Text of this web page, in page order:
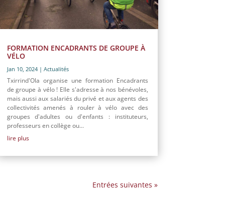
FORMATION ENCADRANTS DE GROUPE À
VÉLO
Jan 10, 2024| Actualités
Txirrind'Ola organise une formation Encadrants
de groupe à vélo ! Elle s'adresse à nos bénévoles,
mais aussi aux salariés du privé et aux agents des
collectivités amenés à rouler à vélo avec des
groupes d'adultes ou d'enfants : instituteurs,
professeurs en collège ou...
lire plus
Entrées suivantes »